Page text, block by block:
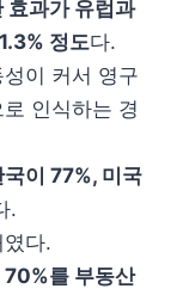
효과가 유럽과
정도다.
이 커서 영구
인식하는 경
이 77%, 미국
.
다.
70%를 부동산